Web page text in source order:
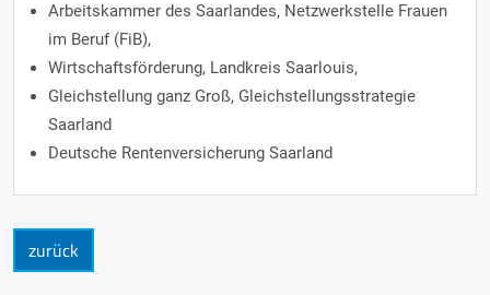
Arbeitskammer des Saarlandes, Netzwerkstelle Frauen
im Beruf (FiB),
Wirtschaftsförderung, Landkreis Saarlouis,
Gleichstellung ganz Groß, Gleichstellungsstrategie
Saarland
Deutsche Rentenversicherung Saarland
zurück